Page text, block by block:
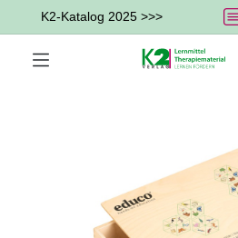
K2-Katalog 2025 >>>